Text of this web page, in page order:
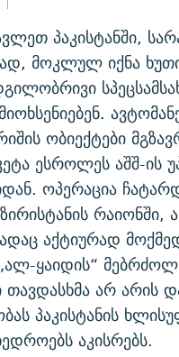
ᲥᲐᲠᲗᲕᲔᲚᲘ
100 ᲬᲔᲚᲘ
COVID-19
ᲘᲡᲢᲝᲠᲘᲐ
- ᲐᲛᲝᲣᲗᲥᲛᲔᲚᲘ
ᲓᲐᲨᲐᲕᲔᲑᲣᲚᲔᲑᲘ
საიტი
პაკისტანში,
მოკლულ იქნა
ობიექტები
ესროლეს აშშ-ის
ოპერაცია
რაიონში,
აქტიურად
ყაიდის“
თავდასხმა არ არის
პაკისტანის
აკისრებს.